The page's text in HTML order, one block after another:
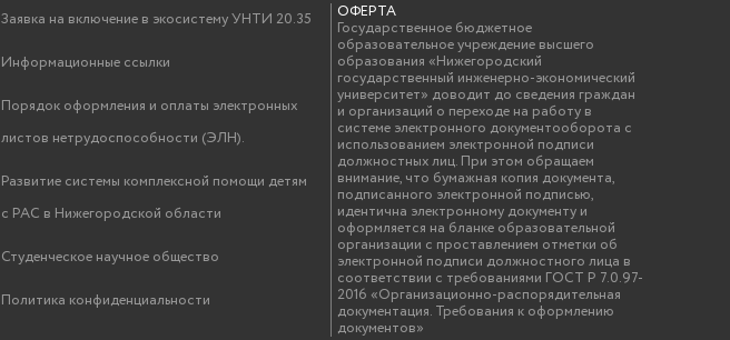
Заявка на включение в экосистему УНТИ 20.35
Информационные ссылки
Порядок оформления и оплаты электронных
листов нетрудоспособности (ЭЛН).
Развитие системы комплексной помощи детям
с РАС в Нижегородской области
Студенческое научное общество
Политика конфиденциальности
ОФЕРТА
Государственное бюджетное
образовательное учреждение высшего
образования «Нижегородский
государственный инженерно-экономический
университет» доводит до сведения граждан
и организаций о переходе на работу в
системе электронного документооборота с
использованием электронной подписи
должностных лиц. При этом обращаем
внимание, что бумажная копия документа,
подписанного электронной подписью,
идентична электронному документу и
оформляется на бланке образовательной
организации с проставлением отметки об
электронной подписи должностного лица в
соответствии с требованиями ГОСТ Р 7.0.97-
2016 «Организационно-распорядительная
документация. Требования к оформлению
документов»